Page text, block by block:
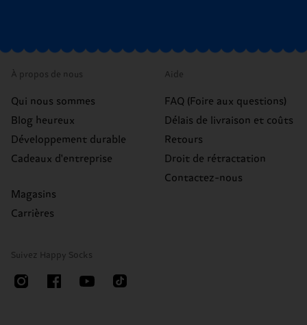
À propos de nous
Qui nous sommes
Blog heureux
Développement durable
Cadeaux d'entreprise
Magasins
Carrières
Aide
FAQ (Foire aux questions)
Délais de livraison et coûts
Retours
Droit de rétractation
Contactez-nous
Suivez Happy Socks